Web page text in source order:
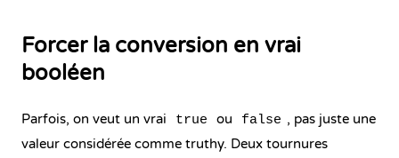
Forcer la conversion en vrai
booléen
Parfois, on veut un vrai true ou false , pas juste une
valeur considérée comme truthy. Deux tournures